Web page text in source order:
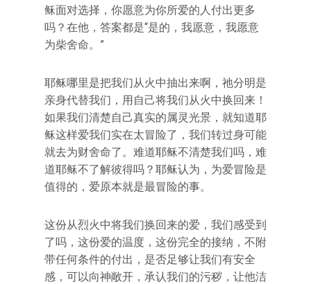
稣面对选择，你愿意为你所爱的人付出更多
吗？在他，答案都是“是的，我愿意，我愿意
为柴舍命。”
耶稣哪里是把我们从火中抽出来啊，祂分明是
亲身代替我们，用自己将我们从火中换回来！
如果我们清楚自己真实的属灵光景，就知道耶
稣这样爱我们实在太冒险了，我们转过身可能
就去为财舍命了。难道耶稣不清楚我们吗，难
道耶稣不了解彼得吗？耶稣认为，为爱冒险是
值得的，爱原本就是最冒险的事。
这份从烈火中将我们换回来的爱，我们感受到
了吗，这份爱的温度，这份完全的接纳，不附
带任何条件的付出，是否足够让我们有安全
感，可以向神敞开，承认我们的污秽，让他洁